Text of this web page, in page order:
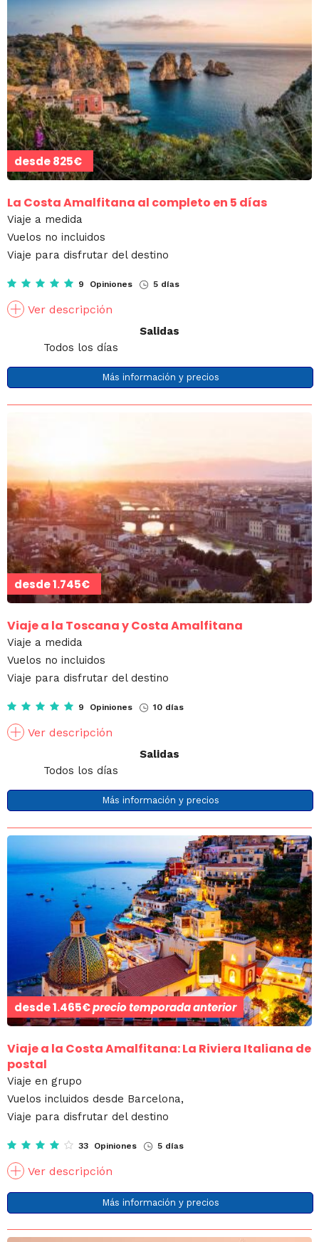
desde825€
La Costa Amalfitana al completo en 5 días
Viaje a medida
Vuelos no incluidos
Viaje para disfrutar del destino
9 Opiniones 5 días
Ver descripción
Salidas
Todos los días
Más información y precios
desde1.745€
Viaje a la Toscana y Costa Amalfitana
Viaje a medida
Vuelos no incluidos
Viaje para disfrutar del destino
9 Opiniones 10 días
Ver descripción
Salidas
Todos los días
Más información y precios
desde1.465€precio temporada anterior
Viaje a la Costa Amalfitana: La Riviera Italiana de
postal
Viaje en grupo
Vuelos incluidos desde Barcelona,
Viaje para disfrutar del destino
33 Opiniones 5 días
Ver descripción
Más información y precios